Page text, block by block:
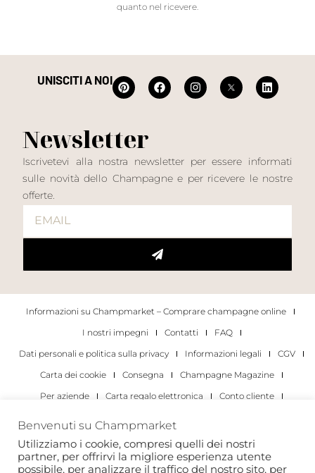
quanto nel ricevere.
UNISCITI A NOI
Newsletter
Iscrivetevi alla nostra newsletter per essere informati
sulle novità dello Champagne e per ricevere le nostre
offerte.
Informazioni su Champmarket – Comprare champagne online
I nostri impegni
Contatti
FAQ
Dati personali e politica sulla privacy
Informazioni legali
CGV
Carta dei cookie
Consegna
Champagne Magazine
Per aziende
Carta regalo elettronica
Conto cliente
Per gli individui
Per le aziende
Copyright 2022 © tutti i diritti riservati. Champmarket.
Benvenuti su Champmarket
Utilizziamo i cookie, compresi quelli dei nostri
partner, per offrirvi la migliore esperienza utente
possibile, per analizzare il traffico del nostro sito, per